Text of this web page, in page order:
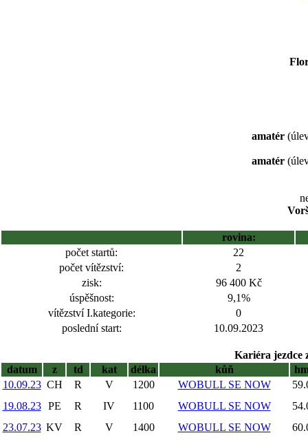
amatér
amatér
rovina:
počet startů:
22
počet vítězství:
2
zisk:
96 400 Kč
úspěšnost:
9,1%
vítězství I.kategorie:
0
poslední start:
10.09.2023
Kariéra jezdce
datum
z td kat délka kůň
10.09.23 CH R V 1200 WOBULL SE NOW
19.08.23
PE R IV 1100 WOBULL SE NOW
23.07.23 KV R V 1400 WOBULL SE NOW